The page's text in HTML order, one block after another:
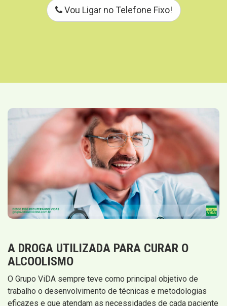
Vou Ligar no Telefone Fixo!
A DROGA UTILIZADA PARA CURAR O
ALCOOLISMO
O Grupo ViDA sempre teve como principal objetivo de
trabalho o desenvolvimento de técnicas e metodologias
eficazes e que atendam as necessidades de cada paciente